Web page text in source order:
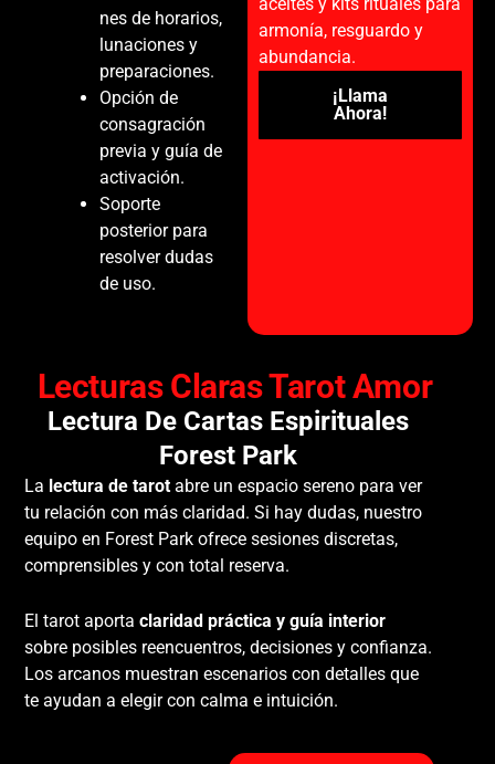
nes de horarios,
lunaciones y
preparaciones.
Opción de
consagración
previa y guía de
activación.
Soporte
posterior para
resolver dudas
de uso.
armonía, resguardo y
abundancia.
¡Llama
Ahora!
Lecturas Claras Tarot Amor
Lectura De Cartas Espirituales
Forest Park
La lectura de tarot abre un espacio sereno para ver
tu relación con más claridad. Si hay dudas, nuestro
equipo en Forest Park ofrece sesiones discretas,
comprensibles y con total reserva.
El tarot aporta claridad práctica y guía interior
sobre posibles reencuentros, decisiones y confianza.
Los arcanos muestran escenarios con detalles que
te ayudan a elegir con calma e intuición.